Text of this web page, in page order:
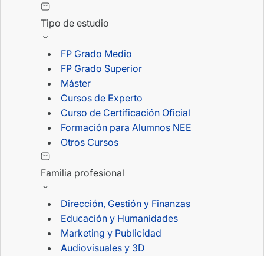
Tipo de estudio
FP Grado Medio
FP Grado Superior
Máster
Cursos de Experto
Curso de Certificación Oficial
Formación para Alumnos NEE
Otros Cursos
Familia profesional
Dirección, Gestión y Finanzas
Educación y Humanidades
Marketing y Publicidad
Audiovisuales y 3D